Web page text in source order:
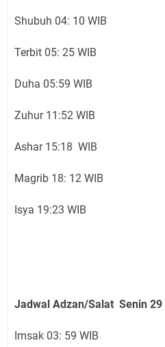
Shubuh 04: 10 WIB
Terbit 05: 25 WIB
Duha 05:59 WIB
Zuhur 11:52 WIB
Ashar 15:18 WIB
Magrib 18: 12 WIB
Isya 19:23 WIB
Jadwal Adzan/Salat Senin 29
Imsak 03: 59 WIB